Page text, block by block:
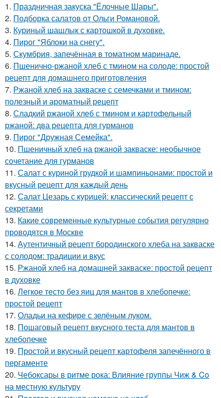
1. Праздничная закуска "Ёлочные Шары".
2. Подборка салатов от Ольги Романовой.
3. Куриный шашлык с картошкой в духовке.
4. Пирог "Яблоки на снегу".
5. Скумбрия, запечённая в томатном маринаде.
6. Пшенично-ржаной хлеб с тмином на солоде: простой
рецепт для домашнего приготовления
7. Ржаной хлеб на закваске с семечками и тмином:
полезный и ароматный рецепт
8. Сладкий ржаной хлеб с тмином и картофельный
ржаной: два рецепта для гурманов
9. Пирог "Дружная Семейка".
10. Пшеничный хлеб на ржаной закваске: необычное
сочетание для гурманов
11. Салат с куриной грудкой и шампиньонами: простой и
вкусный рецепт для каждый день
12. Салат Цезарь с курицей: классический рецепт с
секретами
13. Какие современные культурные события регулярно
проводятся в Москве
14. Аутентичный рецепт бородинского хлеба на закваске
с солодом: традиции и вкус
15. Ржаной хлеб на домашней закваске: простой рецепт
в духовке
16. Легкое тесто без яиц для мантов в хлебопечке:
простой рецепт
17. Оладьи на кефире с зелёным луком.
18. Пошаговый рецепт вкусного теста для мантов в
хлебопечке
19. Простой и вкусный рецепт картофеля запечённого в
пергаменте
20. Чебоксары в ритме рока: Влияние группы Чиж & Co
на местную культуру